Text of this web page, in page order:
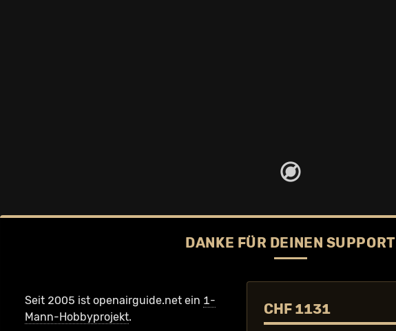
DANKE FÜR DEINEN SUPPORT
Seit 2005 ist openairguide.net ein 1-
Mann-Hobbyprojekt.
CHF 1131